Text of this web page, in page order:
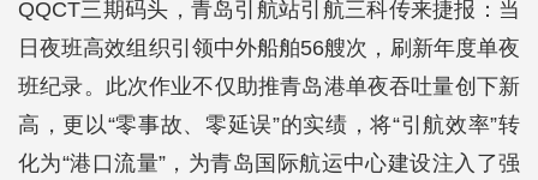
QQCT三期码头，青岛引航站引航三科传来捷报：当
日夜班高效组织引领中外船舶56艘次，刷新年度单夜
班纪录。此次作业不仅助推青岛港单夜吞吐量创下新
高，更以“零事故、零延误”的实绩，将“引航效率”转
化为“港口流量”，为青岛国际航运中心建设注入了强